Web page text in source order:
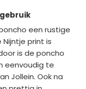
een rustige
print is
is de poncho
eenvoudig te
Jollein. Ook na